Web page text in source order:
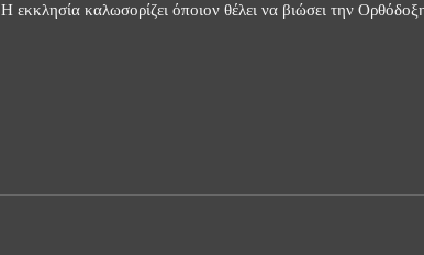
Η εκκλησία καλωσορίζει όποιον θέλει να βιώσει την